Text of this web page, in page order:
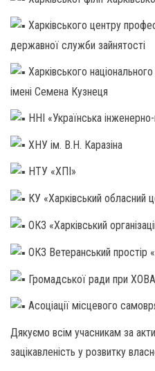
Харківського центру
державної служби зайнятості
Харківського
імені Семена Кузнеця
ННІ «Українська
ХНУ ім. В.Н. Каразіна
НТУ «ХПІ»
КУ «Харківський обласний
ОКЗ «Харківський
ОКЗ Ветеранський простір
Громадської ради при ХОВА
Асоціації місцевого
Дякуємо всім учасникам за
зацікавленість у розвитку